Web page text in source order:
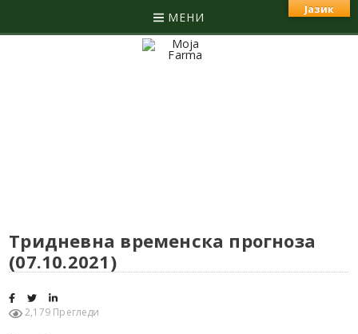
МЕНИ
Тридневна временска прогноза
(07.10.2021)
2,179 Прегледи
Јазик